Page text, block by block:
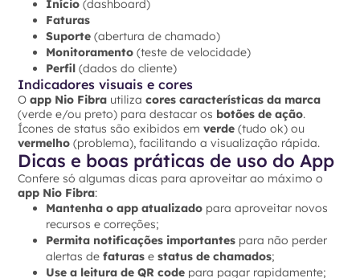
Início (dashboard)
Faturas
Suporte (abertura de chamado)
Monitoramento (teste de velocidade)
Perfil (dados do cliente)
Indicadores visuais e cores
Oapp Nio Fibra utilizacores características da marca
(verde e/ou preto) para destacar os botões de ação.
Ícones de status são exibidos emverde (tudo ok) ou
vermelho (problema), facilitando a visualização rápida.
Dicas e boas práticas de uso do App
Confere só algumas dicas para aproveitar ao máximo o
app Nio Fibra:
Mantenha o app atualizado para aproveitar novos
recursos e correções;
Permita notificações importantes para não perder
alertas defaturas estatus de chamados;
Use a leitura de QR code para pagar rapidamente;